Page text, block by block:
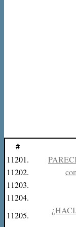
#
11201.
11202.
11203.
11204.
11205.